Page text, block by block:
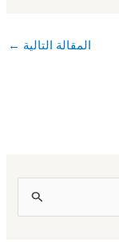
المقالة التالية ←